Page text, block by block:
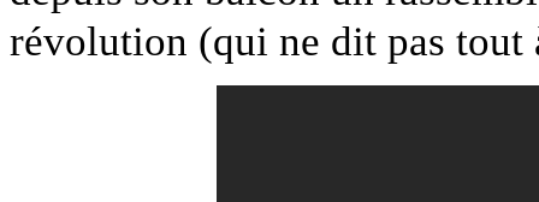
révolution (qui ne dit pas